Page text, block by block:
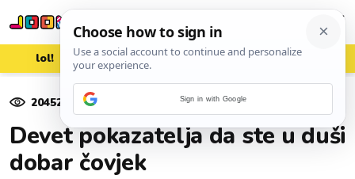
lol! aww vrh! woot?!
20452 pregleda
Devet pokazatelja da ste u duši
dobar čovjek
Sign in with Google